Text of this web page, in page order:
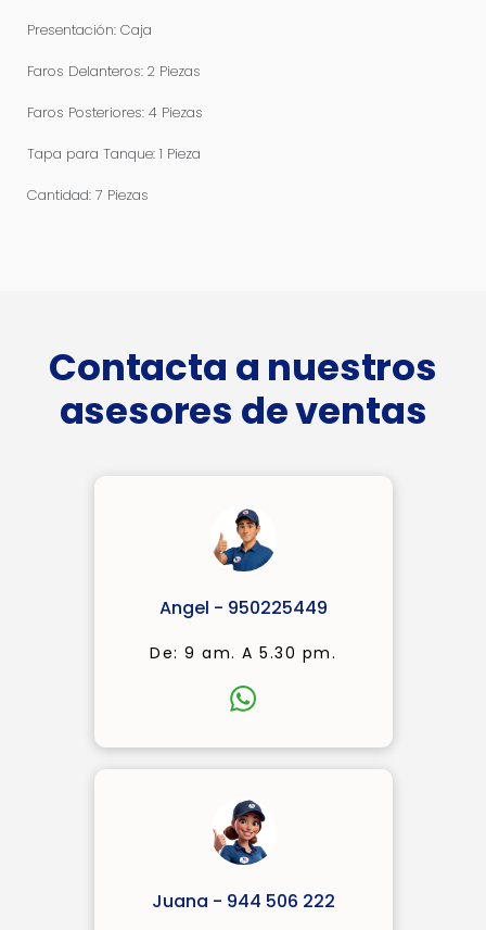
Presentación: Caja
Faros Delanteros: 2 Piezas
Faros Posteriores: 4 Piezas
Tapa para Tanque: 1 Pieza
Cantidad: 7 Piezas
Contacta a nuestros
asesores de ventas
Angel - 950225449
De: 9 am. A 5.30 pm.
Juana - 944 506 222